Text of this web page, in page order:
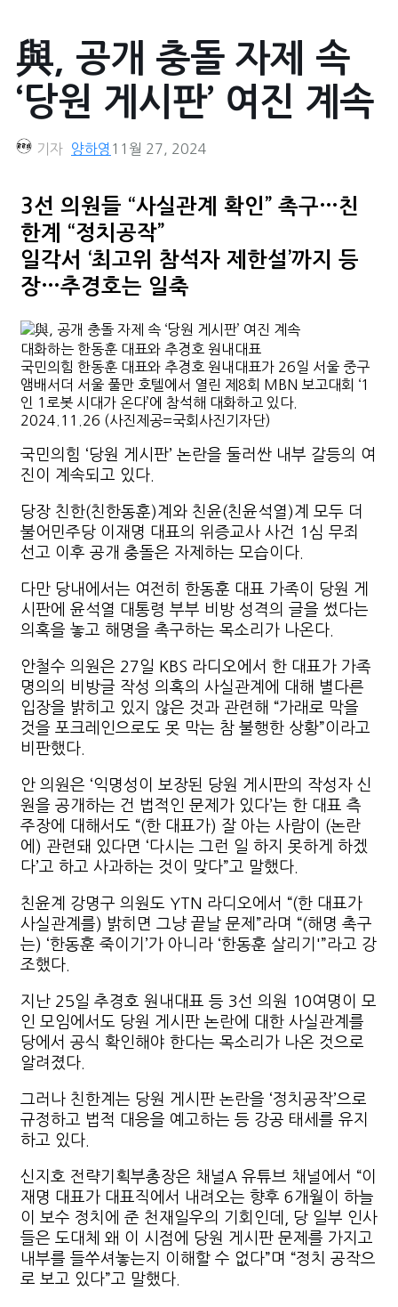
與, 공개 충돌 자제 속
‘당원 게시판’ 여진 계속
기자 양하영 11월 27, 2024
3선 의원들 “사실관계 확인” 촉구…친
한계 “정치공작”
일각서 ‘최고위 참석자 제한설’까지 등
장…추경호는 일축
대화하는 한동훈 대표와 추경호 원내대표
국민의힘 한동훈 대표와 추경호 원내대표가 26일 서울 중구
앰배서더 서울 풀만 호텔에서 열린 제8회 MBN 보고대회 ‘1
인 1로봇 시대가 온다’에 참석해 대화하고 있다.
2024.11.26 (사진제공=국회사진기자단)
국민의힘 ‘당원 게시판’ 논란을 둘러싼 내부 갈등의 여
진이 계속되고 있다.
당장 친한(친한동훈)계와 친윤(친윤석열)계 모두 더
불어민주당 이재명 대표의 위증교사 사건 1심 무죄
선고 이후 공개 충돌은 자제하는 모습이다.
다만 당내에서는 여전히 한동훈 대표 가족이 당원 게
시판에 윤석열 대통령 부부 비방 성격의 글을 썼다는
의혹을 놓고 해명을 촉구하는 목소리가 나온다.
안철수 의원은 27일 KBS 라디오에서 한 대표가 가족
명의의 비방글 작성 의혹의 사실관계에 대해 별다른
입장을 밝히고 있지 않은 것과 관련해 “가래로 막을
것을 포크레인으로도 못 막는 참 불행한 상황”이라고
비판했다.
안 의원은 ‘익명성이 보장된 당원 게시판의 작성자 신
원을 공개하는 건 법적인 문제가 있다’는 한 대표 측
주장에 대해서도 “(한 대표가) 잘 아는 사람이 (논란
에) 관련돼 있다면 ‘다시는 그런 일 하지 못하게 하겠
다’고 하고 사과하는 것이 맞다”고 말했다.
친윤계 강명구 의원도 YTN 라디오에서 “(한 대표가
사실관계를) 밝히면 그냥 끝날 문제”라며 “(해명 촉구
는) ‘한동훈 죽이기’가 아니라 ‘한동훈 살리기'”라고 강
조했다.
지난 25일 추경호 원내대표 등 3선 의원 10여명이 모
인 모임에서도 당원 게시판 논란에 대한 사실관계를
당에서 공식 확인해야 한다는 목소리가 나온 것으로
알려졌다.
그러나 친한계는 당원 게시판 논란을 ‘정치공작’으로
규정하고 법적 대응을 예고하는 등 강공 태세를 유지
하고 있다.
신지호 전략기획부총장은 채널A 유튜브 채널에서 “이
재명 대표가 대표직에서 내려오는 향후 6개월이 하늘
이 보수 정치에 준 천재일우의 기회인데, 당 일부 인사
들은 도대체 왜 이 시점에 당원 게시판 문제를 가지고
내부를 들쑤셔놓는지 이해할 수 없다”며 “정치 공작으
로 보고 있다”고 말했다.